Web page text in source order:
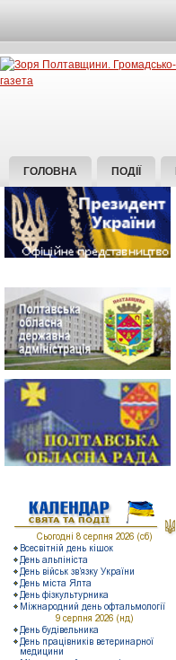
ГОЛОВНА ПОДІЇ